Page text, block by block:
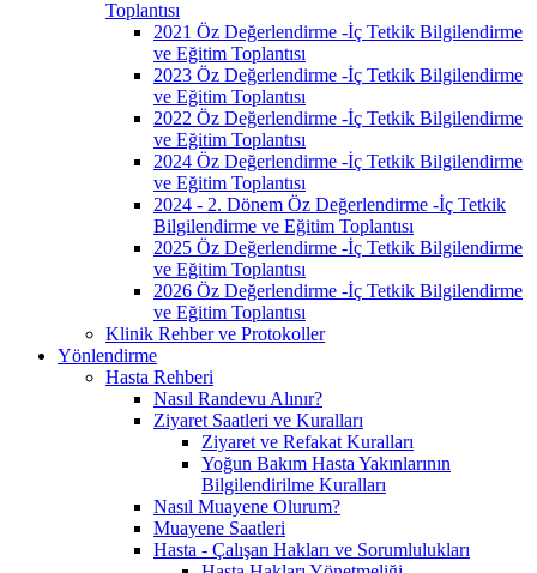
Toplantısı
2021 Öz Değerlendirme -İç Tetkik Bilgilendirme
ve Eğitim Toplantısı
2023 Öz Değerlendirme -İç Tetkik Bilgilendirme
ve Eğitim Toplantısı
2022 Öz Değerlendirme -İç Tetkik Bilgilendirme
ve Eğitim Toplantısı
2024 Öz Değerlendirme -İç Tetkik Bilgilendirme
ve Eğitim Toplantısı
2024 - 2. Dönem Öz Değerlendirme -İç Tetkik
Bilgilendirme ve Eğitim Toplantısı
2025 Öz Değerlendirme -İç Tetkik Bilgilendirme
ve Eğitim Toplantısı
2026 Öz Değerlendirme -İç Tetkik Bilgilendirme
ve Eğitim Toplantısı
Klinik Rehber ve Protokoller
Yönlendirme
Hasta Rehberi
Nasıl Randevu Alınır?
Ziyaret Saatleri ve Kuralları
Ziyaret ve Refakat Kuralları
Yoğun Bakım Hasta Yakınlarının
Bilgilendirilme Kuralları
Nasıl Muayene Olurum?
Muayene Saatleri
Hasta - Çalışan Hakları ve Sorumlulukları